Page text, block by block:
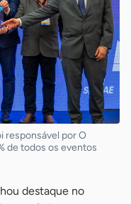
responsável por O
de todos os eventos
destaque no